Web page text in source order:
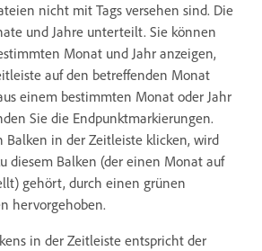
nicht mit Tags versehen sind. Die
und Jahre unterteilt. Sie können
Monat und Jahr anzeigen,
auf den betreffenden Monat
einem bestimmten Monat oder Jahr
Sie die Endpunktmarkierungen.
Balken in der Zeitleiste klicken, wird
diesem Balken (der einen Monat auf
gehört, durch einen grünen
hervorgehoben.
in der Zeitleiste entspricht der